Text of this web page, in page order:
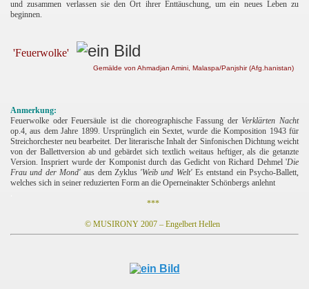
und zusammen verlassen sie den Ort ihrer Enttäuschung, um ein neues Leben zu
beginnen.
'Feuerwolke'
Gemälde von Ahmadjan Amini, Malaspa/Panjshir (Afg.hanistan)
Anmerkung:
Feuerwolke oder Feuersäule ist die choreographische Fassung derVerklärten Nacht
op.4, aus dem Jahre 1899. Ursprünglich ein Sextet, wurde die Komposition 1943 für
Streichorchester neu bearbeitet. Der literarische Inhalt der Sinfonischen Dichtung weicht
von der Ballettversion ab und gebärdet sich textlich weitaus heftiger, als die getanzte
Version.Inspriert wurde der Komponist durch das Gedicht von Richard Dehmel 'Die
Frau und der Mond'aus dem Zyklus'Weib und Welt'Es entstand ein Psycho-Ballett,
welches sich in seiner reduzierten Form an die Operneinakter Schönbergs anlehnt
***
© MUSIRONY 2007 – Engelbert Hellen